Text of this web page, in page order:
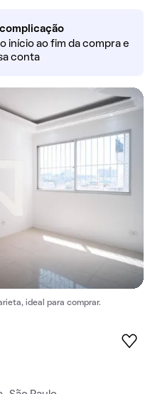
início ao fim da compra e
conta
ideal para comprar.